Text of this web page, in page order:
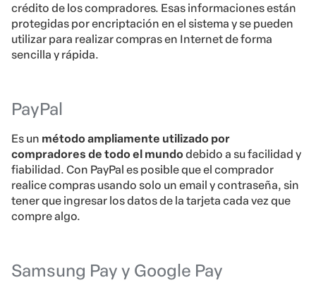
crédito de los compradores. Esas informaciones están
protegidas por encriptación en el sistema y se pueden
utilizar para realizar compras en Internet de forma
sencilla y rápida.
PayPal
Es un método ampliamente utilizado por
compradores de todo el mundo debido a su facilidad y
fiabilidad. Con PayPal es posible que el comprador
realice compras usando solo un email y contraseña, sin
tener que ingresar los datos de la tarjeta cada vez que
compre algo.
Samsung Pay y Google Pay